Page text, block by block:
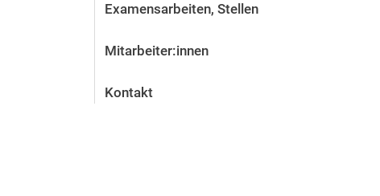
Examensarbeiten, Stellen
Mitarbeiter:innen
Kontakt